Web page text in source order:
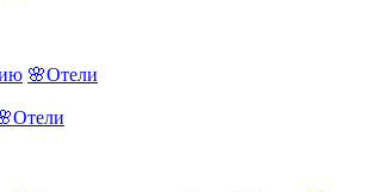
🌸Отели